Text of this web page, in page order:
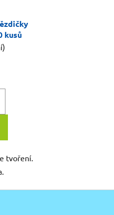
kusů
tvoření.